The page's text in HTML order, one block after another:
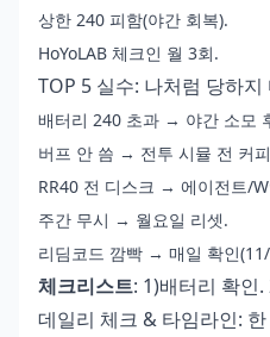
상한 240 피함(야간 회복).
HoYoLAB 체크인 월 3회.
TOP 5 실수: 나처럼 당하지
배터리 240 초과 → 야간 소모
버프 안 씀 → 전투 시뮬 전 커
RR40 전 디스크 → 에이전트/
주간 무시 → 월요일 리셋.
리딤코드 깜빡 → 매일 확인(11/
체크리스트: 1)배터리 확인
데일리 체크 & 타임라인: